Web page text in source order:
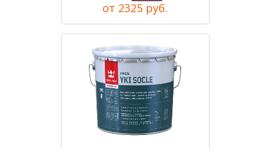
от 2325 руб.